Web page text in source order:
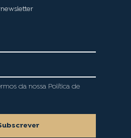
da nossa Política de